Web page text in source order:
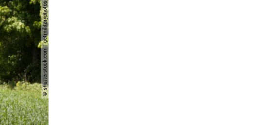
© shutterstock.com | getmilitaryphotos